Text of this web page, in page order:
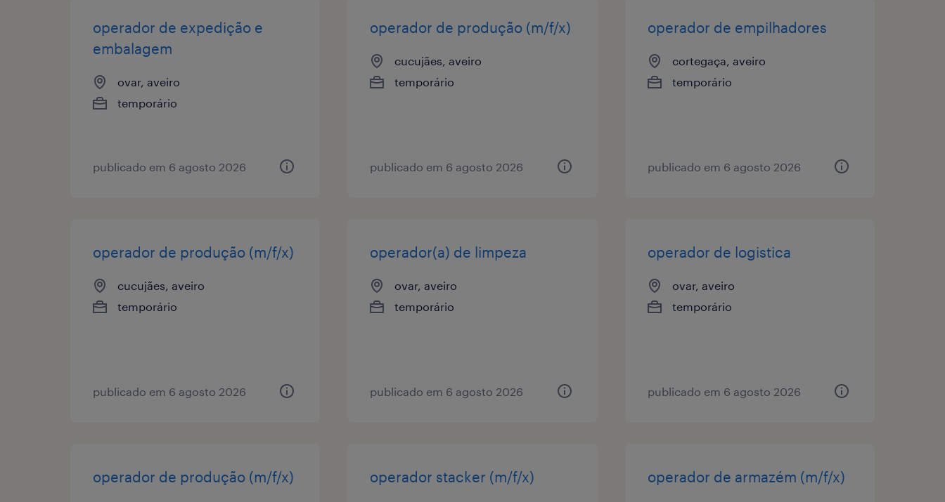
operador de expedição e
embalagem
ovar, aveiro
temporário
publicado em 6 agosto 2026
operador de produção (m/f/x)
cucujães, aveiro
temporário
publicado em 6 agosto 2026
operador de empilhadores
cortegaça, aveiro
temporário
publicado em 6 agosto 2026
operador de produção (m/f/x)
cucujães, aveiro
temporário
publicado em 6 agosto 2026
operador(a) de limpeza
ovar, aveiro
temporário
publicado em 6 agosto 2026
operador de logistica
ovar, aveiro
temporário
publicado em 6 agosto 2026
operador de produção (m/f/x) operador stacker (m/f/x) operador de armazém (m/f/x)